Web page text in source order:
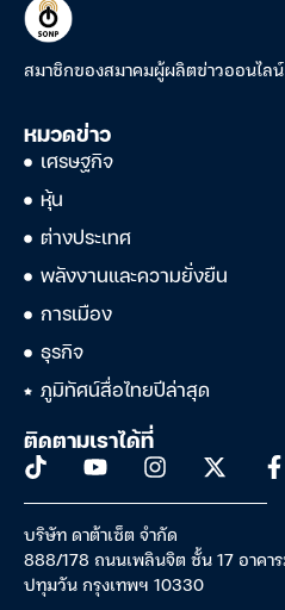
สมาชิกของสมาคมผู้ผลิตข่าวออนไลน์
หมวดข่าว
เศรษฐกิจ
หุ้น
ต่างประเทศ
พลังงานและความยั่งยืน
การเมือง
ธุรกิจ
ภูมิทัศน์สื่อไทยปีล่าสุด
ติดตามเราได้ที่
บริษัท ดาต้าเซ็ต จำกัด
888/178 ถนนเพลินจิต ชั้น 17 อาคา
ปทุมวัน กรุงเทพฯ 10330